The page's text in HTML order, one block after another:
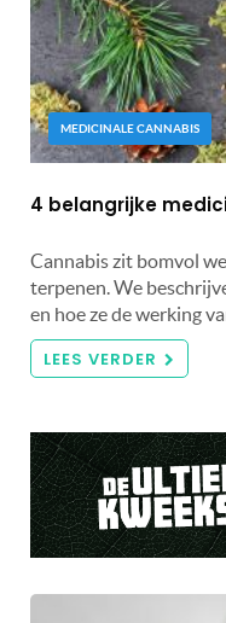
MEDICINALE CANNABIS
4 belangrijke
Cannabis zit bomvol
terpenen. We
en hoe ze de werking
LEES VERDER